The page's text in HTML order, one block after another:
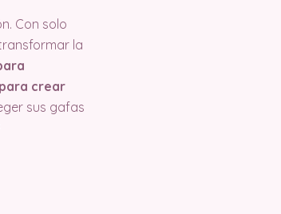
Con solo
la
crear
sus gafas